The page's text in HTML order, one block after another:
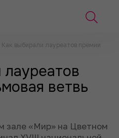
Как выбирали лауреатов премии
ветвь
зале «Мир» на Цветном